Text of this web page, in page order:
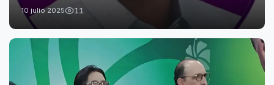
10 julio 2025 11